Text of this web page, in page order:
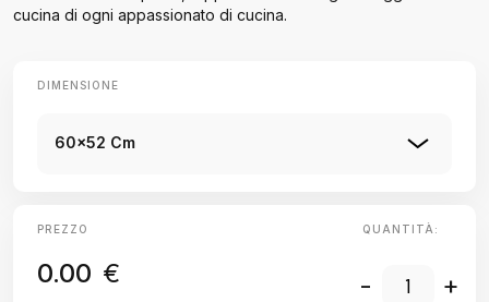
cucina di ogni appassionato di cucina.
DIMENSIONE
60x52 Cm
PREZZO
0.00 €
QUANTITÀ:
- +